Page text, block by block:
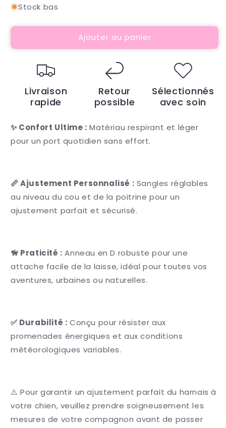
quantité
Harnais
Rainbow
Harnais
Girly
Rainbow
Stock bas
Ajouter au panier
Livraison
rapide
Retour
possible
Sélectionnés
avec soin
✨ Confort Ultime : Matériau respirant et léger
pour un port quotidien sans effort.
📏 Ajustement Personnalisé : Sangles réglables
au niveau du cou et de la poitrine pour un
ajustement parfait et sécurisé.
🦮 Praticité : Anneau en D robuste pour une
attache facile de la laisse, idéal pour toutes vos
aventures, urbaines ou naturelles.
✅ Durabilité : Conçu pour résister aux
promenades énergiques et aux conditions
météorologiques variables.
⚠️ Pour garantir un ajustement parfait du harnais à
votre chien, veuillez prendre soigneusement les
mesures de votre compagnon avant de passer